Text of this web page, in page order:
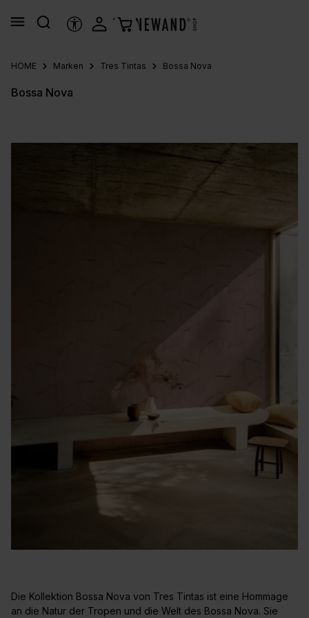
springen
HILFSTOOLS
HOME Marken Tres Tintas Bossa Nova
Bossa Nova
Die Kollektion Bossa Nova von Tres Tintas ist eine Hommage
an die Natur der Tropen und die Welt des Bossa Nova. Sie